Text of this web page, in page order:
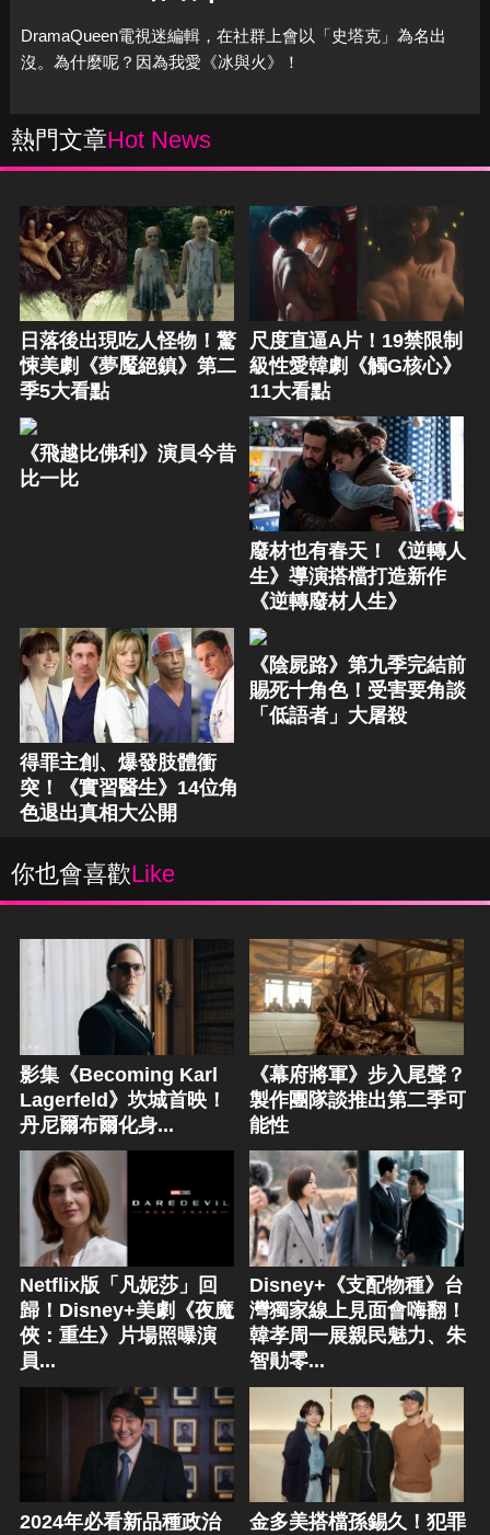
DramaQueen電視迷編輯，在社群上會以「史塔克」為名出
沒。為什麼呢？因為我愛《冰與火》！
熱門文章Hot News
日落後出現吃人怪物！驚
悚美劇《夢魘絕鎮》第二
季5大看點
尺度直逼A片！19禁限制
級性愛韓劇《觸G核心》
11大看點
《飛越比佛利》演員今昔
比一比
廢材也有春天！《逆轉人
生》導演搭檔打造新作
《逆轉廢材人生》
得罪主創、爆發肢體衝
突！《實習醫生》14位角
色退出真相大公開
《陰屍路》第九季完結前
賜死十角色！受害要角談
「低語者」大屠殺
你也會喜歡Like
影集《Becoming Karl
Lagerfeld》坎城首映！
丹尼爾布爾化身...
《幕府將軍》步入尾聲？
製作團隊談推出第二季可
能性
Netflix版「凡妮莎」回
歸！Disney+美劇《夜魔
俠：重生》片場照曝演
員...
Disney+《支配物種》台
灣獨家線上見面會嗨翻！
韓孝周一展親民魅力、朱
智勛零...
2024年必看新品種政治
金多美搭檔孫錫久！犯罪